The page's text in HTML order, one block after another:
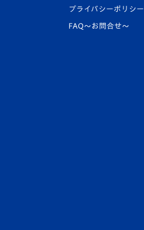
プライバシーポリシー
FAQ〜お問合せ〜